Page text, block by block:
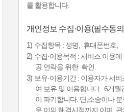
를 활용합니다.
개인정보 수집·이용(필수동
1) 수집항목 : 성명, 휴대폰번호,
2) 수집·이용목적 : 서비스 이용
공 연락을 위한 확인.
3) 보유·이용기간 : 이용자가 서
여 보유 및 이용합니다. 6개월
이 파기합니다. 단,소송이나
우 이의 해결시점까지 이며,